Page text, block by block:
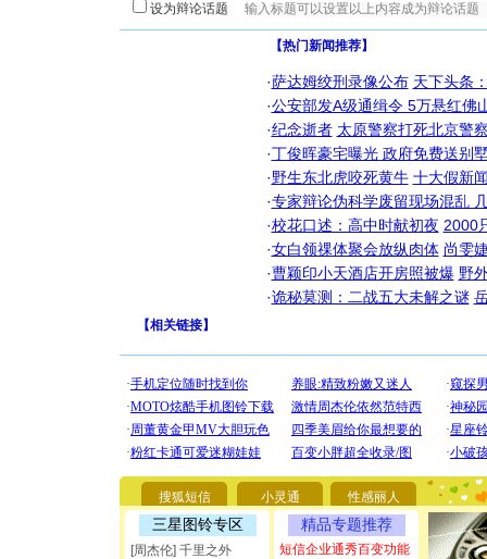
设为辩论话题
【热门新闻推荐】
·萨达姆绞刑录像公布 天下头条
·公安部发A级通缉令 5万悬红佛
·纪念逝者 太原警察打死北京警
·丁俊晖豪宅曝光 政府免费送别
·野生东北虎咬死黄牛 十大假新
·专家辩论伪科学废留现场混乱
·校花口述：高中时献初夜 2000
·女白领祼体聚会放纵肉体 尚雯
·曹颖印小天酒店开房照被爆 野
·诡秘莫测：二战五大未解之谜
【相关链接】
搜狐短信 小灵通 性感丽人
三星图铃专区
[周杰伦] 千里之外
精品专题推荐
短信企业通秀百变功能
[圣诞节]
你太多
要平安
[圣诞节]
能正大光
都要快乐
[圣诞节]
如意,快
[元旦]看